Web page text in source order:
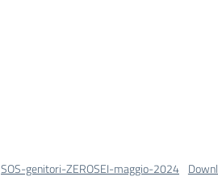
SOS-genitori-ZEROSEI-maggio-2024